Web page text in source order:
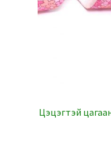
Цэцэгтэй